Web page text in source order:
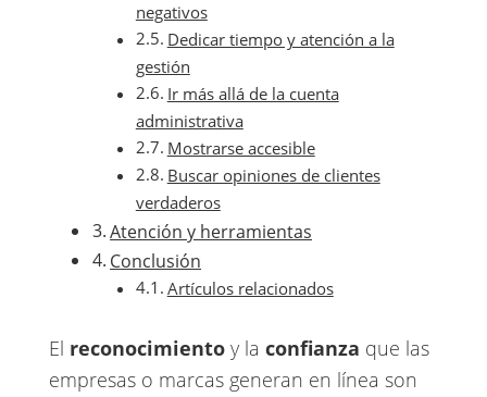
negativos
Dedicar tiempo y atención a la
gestión
Ir más allá de la cuenta
administrativa
Mostrarse accesible
Buscar opiniones de clientes
verdaderos
Atención y herramientas
Conclusión
Artículos relacionados
El ​ reconocimiento y la ​ confianza que las
empresas o marcas generan en línea son